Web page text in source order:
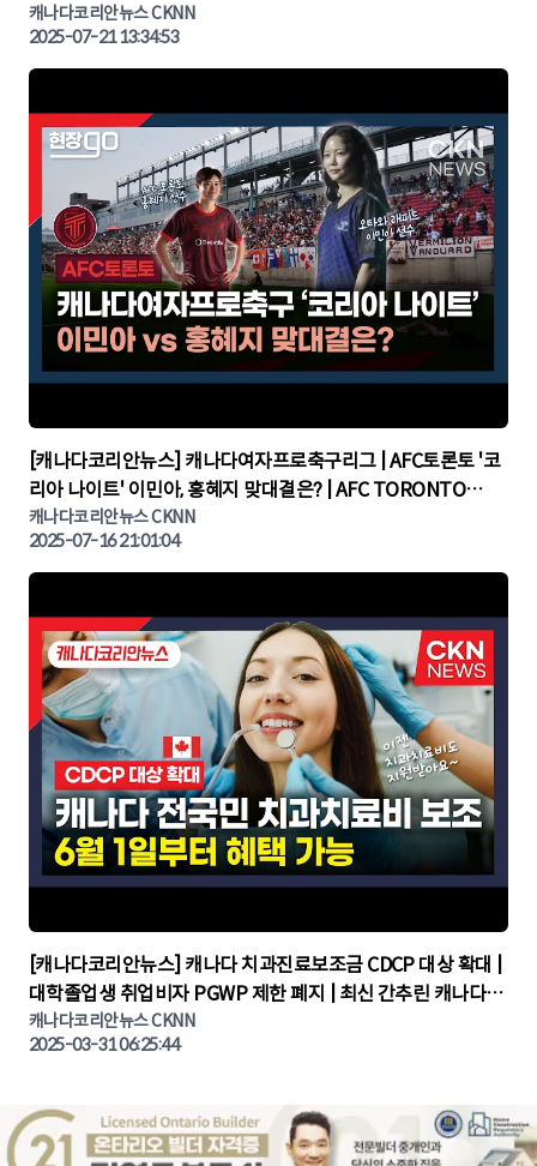
나다뉴스 | 토론토뉴스
캐나다코리안뉴스 CKNN
2025-07-21 13:34:53
▶
[캐나다코리안뉴스] 캐나다여자프로축구리그 | AFC토론토 '코
리아 나이트' 이민아, 홍혜지 맞대결은? | AFC TORONTO
KOREA NIGHT | 캐나다뉴스 | 토론토뉴스
캐나다코리안뉴스 CKNN
2025-07-16 21:01:04
▶
[캐나다코리안뉴스] 캐나다 치과진료보조금 CDCP 대상 확대 |
대학졸업생 취업비자 PGWP 제한 폐지 | 최신 간추린 캐나다뉴
스 | CKNNEWS | 캐나다뉴스 | 토론토뉴스
캐나다코리안뉴스 CKNN
2025-03-31 06:25:44